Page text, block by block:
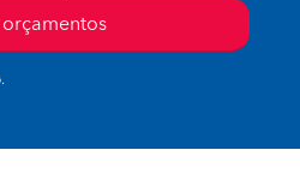
orçamentos